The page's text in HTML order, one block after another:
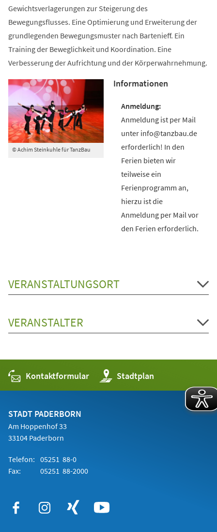
Gewichtsverlagerungen zur Steigerung des
Bewegungsflusses. Eine Optimierung und Erweiterung der
grundlegenden Bewegungsmuster nach Bartenieff. Ein
Training der Beweglichkeit und Koordination. Eine
Verbesserung der Aufrichtung und der Körperwahrnehmung.
© Achim Steinkuhle für TanzBau
Informationen
Anmeldung ist per Mail
unter info@tanzbau.de
erforderlich! In den
Ferien bieten wir
teilweise ein
Ferienprogramm an,
hierzu ist die
Anmeldung per Mail vor
den Ferien erforderlich.
VERANSTALTUNGSORT
VERANSTALTER
Kontaktformular Stadtplan
(Öffnet
in
einem
STADT PADERBORN
Am Hoppenhof 33
33104 Paderborn
Telefon: 05251 88-0
Fax:
05251 88-2000